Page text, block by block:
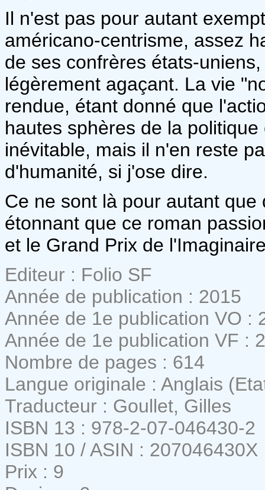
Il n'est pas pour autant
américano-centrisme, assez
de ses confrères états-
légèrement agaçant. La vie
rendue, étant donné que
hautes sphères de la
inévitable, mais il n'en reste
d'humanité, si j'ose dire.
Ce ne sont là pour autant
étonnant que ce roman
et le Grand Prix de
Editeur : Folio SF
Année de publication : 2015
Année de 1e publication VO :
Année de 1e publication VF :
Nombre de pages : 614
Langue originale : Anglais
Traducteur : Goullet, Gilles
ISBN 13 : 978-2-07-046430-2
ISBN 10 / ASIN : 207046430X
Prix : 9